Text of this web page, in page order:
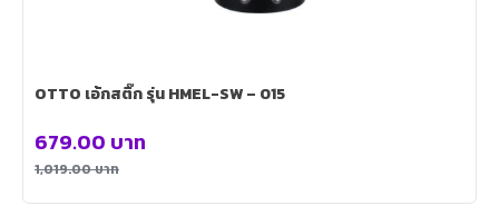
OTTO เอ้กสติ๊ก รุ่น HMEL-SW – 015
1,019.00บาท
679.00 บาท